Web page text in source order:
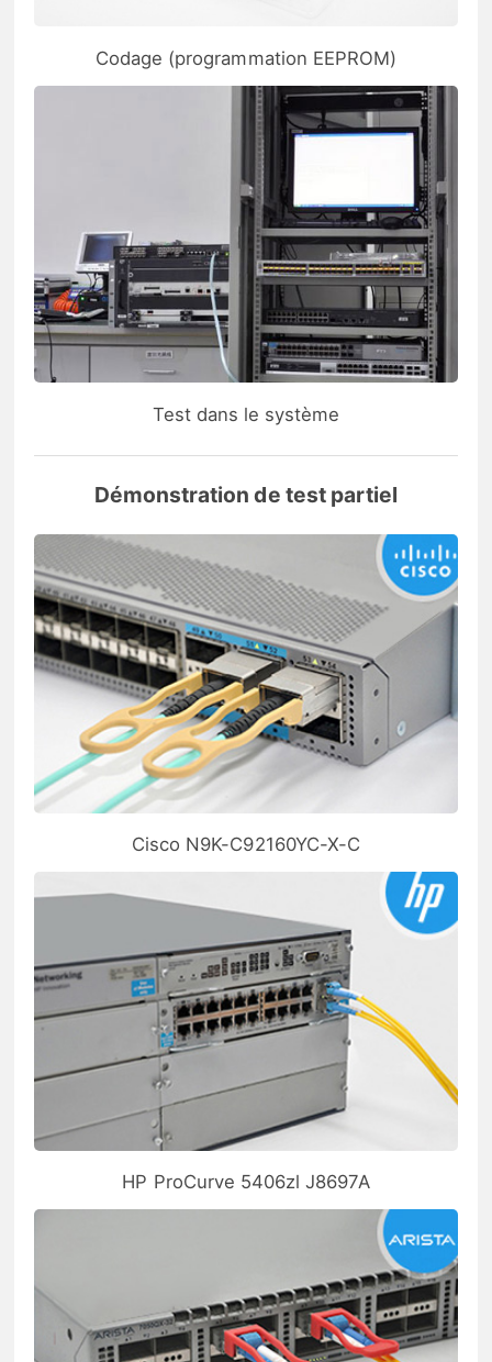
Codage (programmation EEPROM)
Test dans le système
Démonstration de test partiel
Cisco N9K-C92160YC-X-C
HP ProCurve 5406zl J8697A